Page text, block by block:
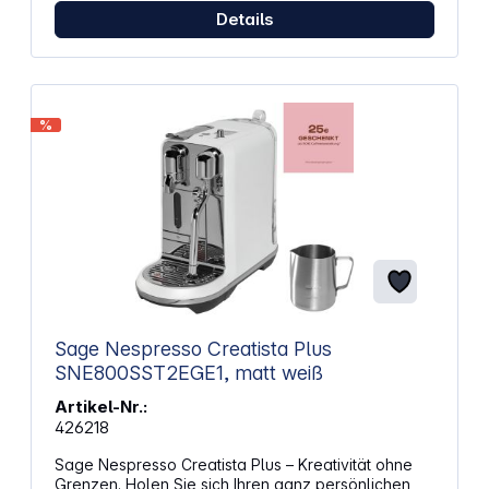
Smart‑Filtern und erweitert deren Einsetzbarkeit im
Tank Kompatibel mit: Z6 Z8
Details
%
Sage Nespresso Creatista Plus
SNE800SST2EGE1, matt weiß
Artikel-Nr.:
426218
Sage Nespresso Creatista Plus – Kreativität ohne
Grenzen. Holen Sie sich Ihren ganz persönlichen